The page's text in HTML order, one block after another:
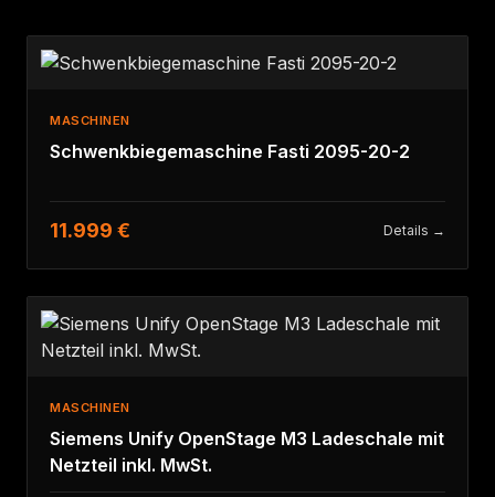
MASCHINEN
Schwenkbiegemaschine Fasti 2095-20-2
11.999 € Details →
MASCHINEN
Siemens Unify OpenStage M3 Ladeschale mit
Netzteil inkl. MwSt.